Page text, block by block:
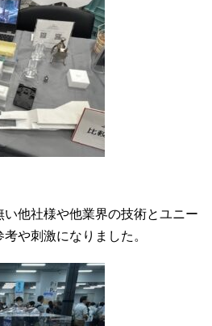
他社様や他業界の技術とユニー
や刺激になりました。